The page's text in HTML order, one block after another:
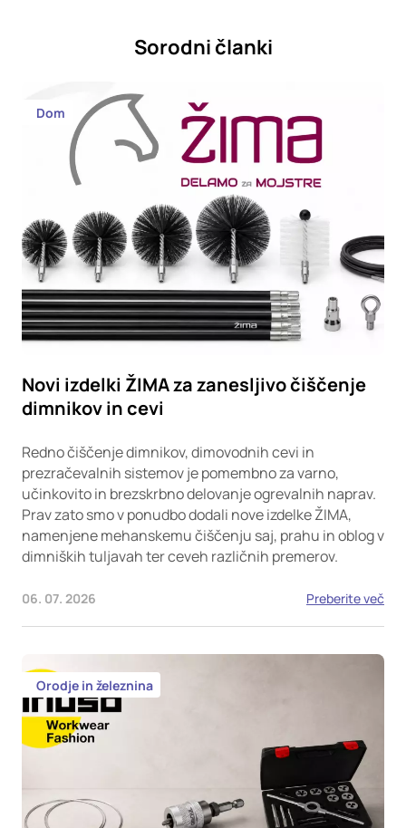
Sorodni članki
Dom
Novi izdelki ŽIMA za zanesljivo čiščenje
dimnikov in cevi
Redno čiščenje dimnikov, dimovodnih cevi in
prezračevalnih sistemov je pomembno za varno,
učinkovito in brezskrbno delovanje ogrevalnih naprav.
Prav zato smo v ponudbo dodali nove izdelke ŽIMA,
namenjene mehanskemu čiščenju saj, prahu in oblog v
dimniških tuljavah ter ceveh različnih premerov.
06. 07. 2026 Preberite več
Orodje in železnina